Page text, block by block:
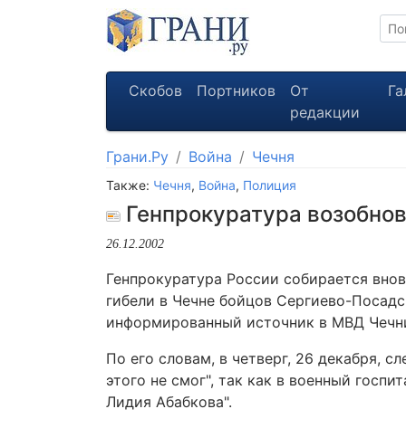
Скобов Портников
От
редакции
Грани.Ру Война Чечня
Также: Чечня, Война, Полиция
Генпрокуратура
26.12.2002
Генпрокуратура России собирается
гибели в Чечне бойцов Сергиево-
информированный источник в МВД
По его словам, в четверг, 26 декабря,
этого не смог", так как в военный
Лидия Абабкова".